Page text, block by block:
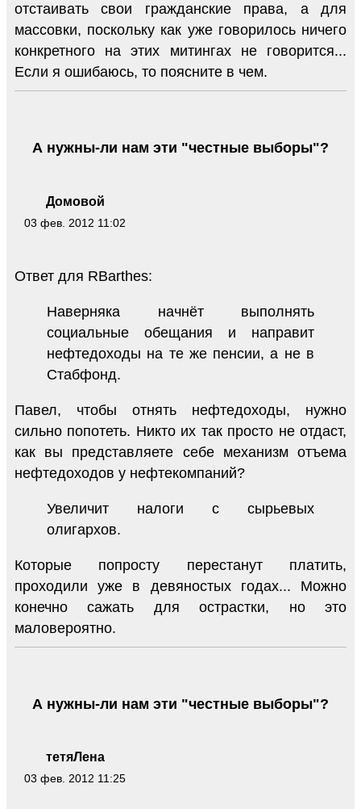
отстаивать свои гражданские права, а для
массовки, поскольку как уже говорилось ничего
конкретного на этих митингах не говорится...
Если я ошибаюсь, то поясните в чем.
Домовой
03 фев. 2012 11:02
А нужны-ли нам эти "честные выборы"?
Ответ для RBarthes:
Наверняка начнёт выполнять
социальные обещания и направит
нефтедоходы на те же пенсии, а не в
Стабфонд.
Павел, чтобы отнять нефтедоходы, нужно
сильно попотеть. Никто их так просто не отдаст,
как вы представляете себе механизм отъема
нефтедоходов у нефтекомпаний?
Увеличит налоги с сырьевых
олигархов.
Которые попросту перестанут платить,
проходили уже в девяностых годах... Можно
конечно сажать для острастки, но это
маловероятно.
тетяЛена
03 фев. 2012 11:25
А нужны-ли нам эти "честные выборы"?